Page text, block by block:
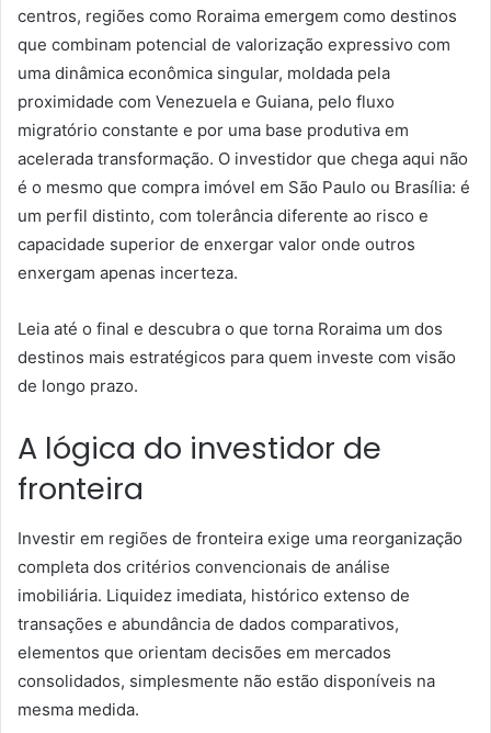
centros, regiões como Roraima emergem como destinos
que combinam potencial de valorização expressivo com
uma dinâmica econômica singular, moldada pela
proximidade com Venezuela e Guiana, pelo fluxo
migratório constante e por uma base produtiva em
acelerada transformação. O investidor que chega aqui não
é o mesmo que compra imóvel em São Paulo ou Brasília: é
um perfil distinto, com tolerância diferente ao risco e
capacidade superior de enxergar valor onde outros
enxergam apenas incerteza.
Leia até o final e descubra o que torna Roraima um dos
destinos mais estratégicos para quem investe com visão
de longo prazo.
A lógica do investidor de
fronteira
Investir em regiões de fronteira exige uma reorganização
completa dos critérios convencionais de análise
imobiliária. Liquidez imediata, histórico extenso de
transações e abundância de dados comparativos,
elementos que orientam decisões em mercados
consolidados, simplesmente não estão disponíveis na
mesma medida.